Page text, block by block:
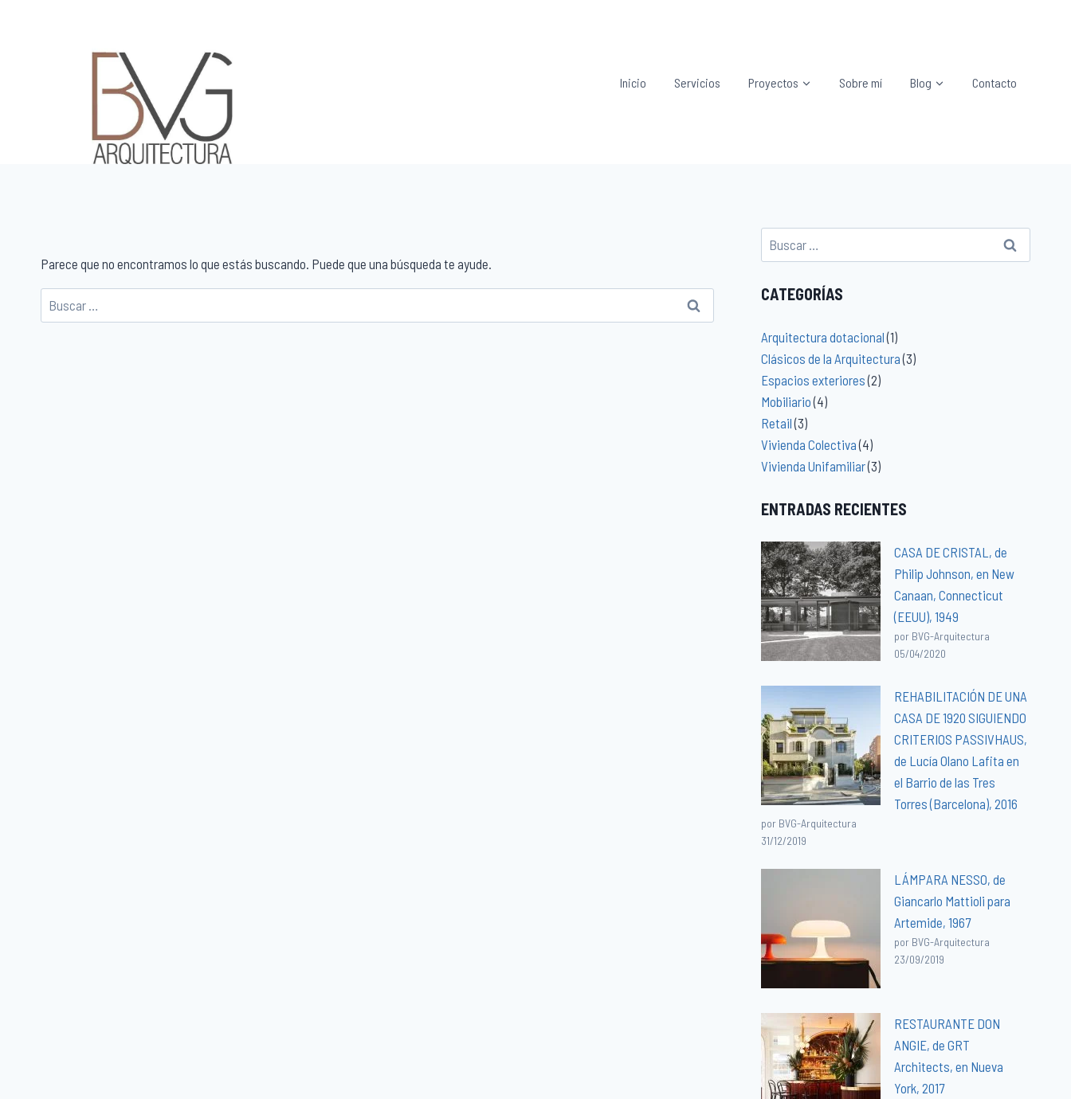
Inicio Servicios Proyectos Sobre mí Blog Contacto
Parece que no encontramos lo que estás buscando. Puede que una búsqueda te ayude.
CATEGORÍAS
Arquitectura dotacional(1)
Clásicos de la Arquitectura(3)
Espacios exteriores(2)
Mobiliario(4)
Retail(3)
Vivienda Colectiva(4)
Vivienda Unifamiliar(3)
ENTRADAS RECIENTES
CASA DE CRISTAL, de
Philip Johnson, en New
Canaan, Connecticut
(EEUU), 1949
por BVG-Arquitectura
05/04/2020
REHABILITACIÓN DE UNA
CASA DE 1920 SIGUIENDO
CRITERIOS PASSIVHAUS,
de Lucía Olano Lafita en
el Barrio de las Tres
Torres (Barcelona), 2016
por BVG-Arquitectura
31/12/2019
LÁMPARA NESSO, de
Giancarlo Mattioli para
Artemide, 1967
por BVG-Arquitectura
23/09/2019
RESTAURANTE DON
ANGIE, de GRT
Architects, en Nueva
York, 2017